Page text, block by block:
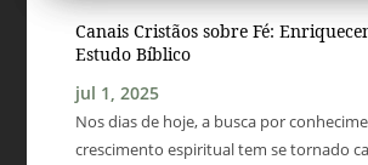
Canais Cristãos sobre Fé:
Estudo Bíblico
jul 1, 2025
Nos dias de hoje, a busca por
crescimento espiritual tem se tornado